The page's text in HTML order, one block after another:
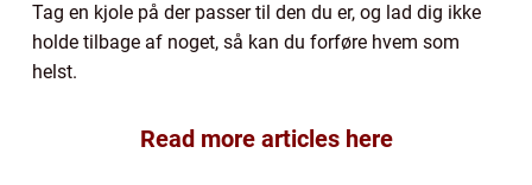
Tag en kjole på der passer til den du er, og lad dig ikke
holde tilbage af noget, så kan du forføre hvem som
helst.
Read more articles here